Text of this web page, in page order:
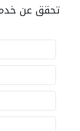
تحقق عن